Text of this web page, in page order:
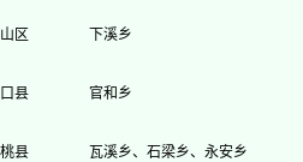
区 下溪乡
县 官和乡
县 瓦溪乡、石梁乡、永安乡